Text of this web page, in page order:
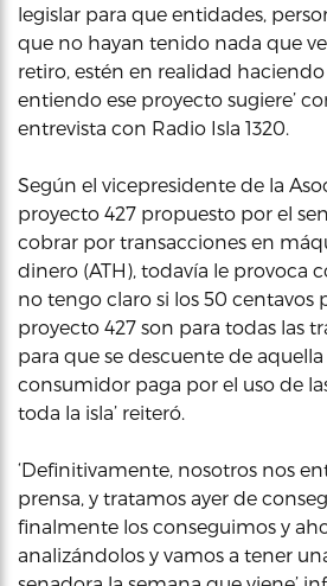
legislar para que entidades,
que no hayan tenido nada que
retiro, estén en realidad
entiendo ese proyecto sugiere’
entrevista con Radio Isla 1320.
Según el vicepresidente de la
proyecto 427 propuesto por el
cobrar por transacciones en
dinero (ATH), todavía le provoca
no tengo claro si los 50 centavos
proyecto 427 son para todas las
para que se descuente de
consumidor paga por el uso de
toda la isla’ reiteró.
‘Definitivamente, nosotros nos
prensa, y tratamos ayer de
finalmente los conseguimos y
analizándolos y vamos a tener